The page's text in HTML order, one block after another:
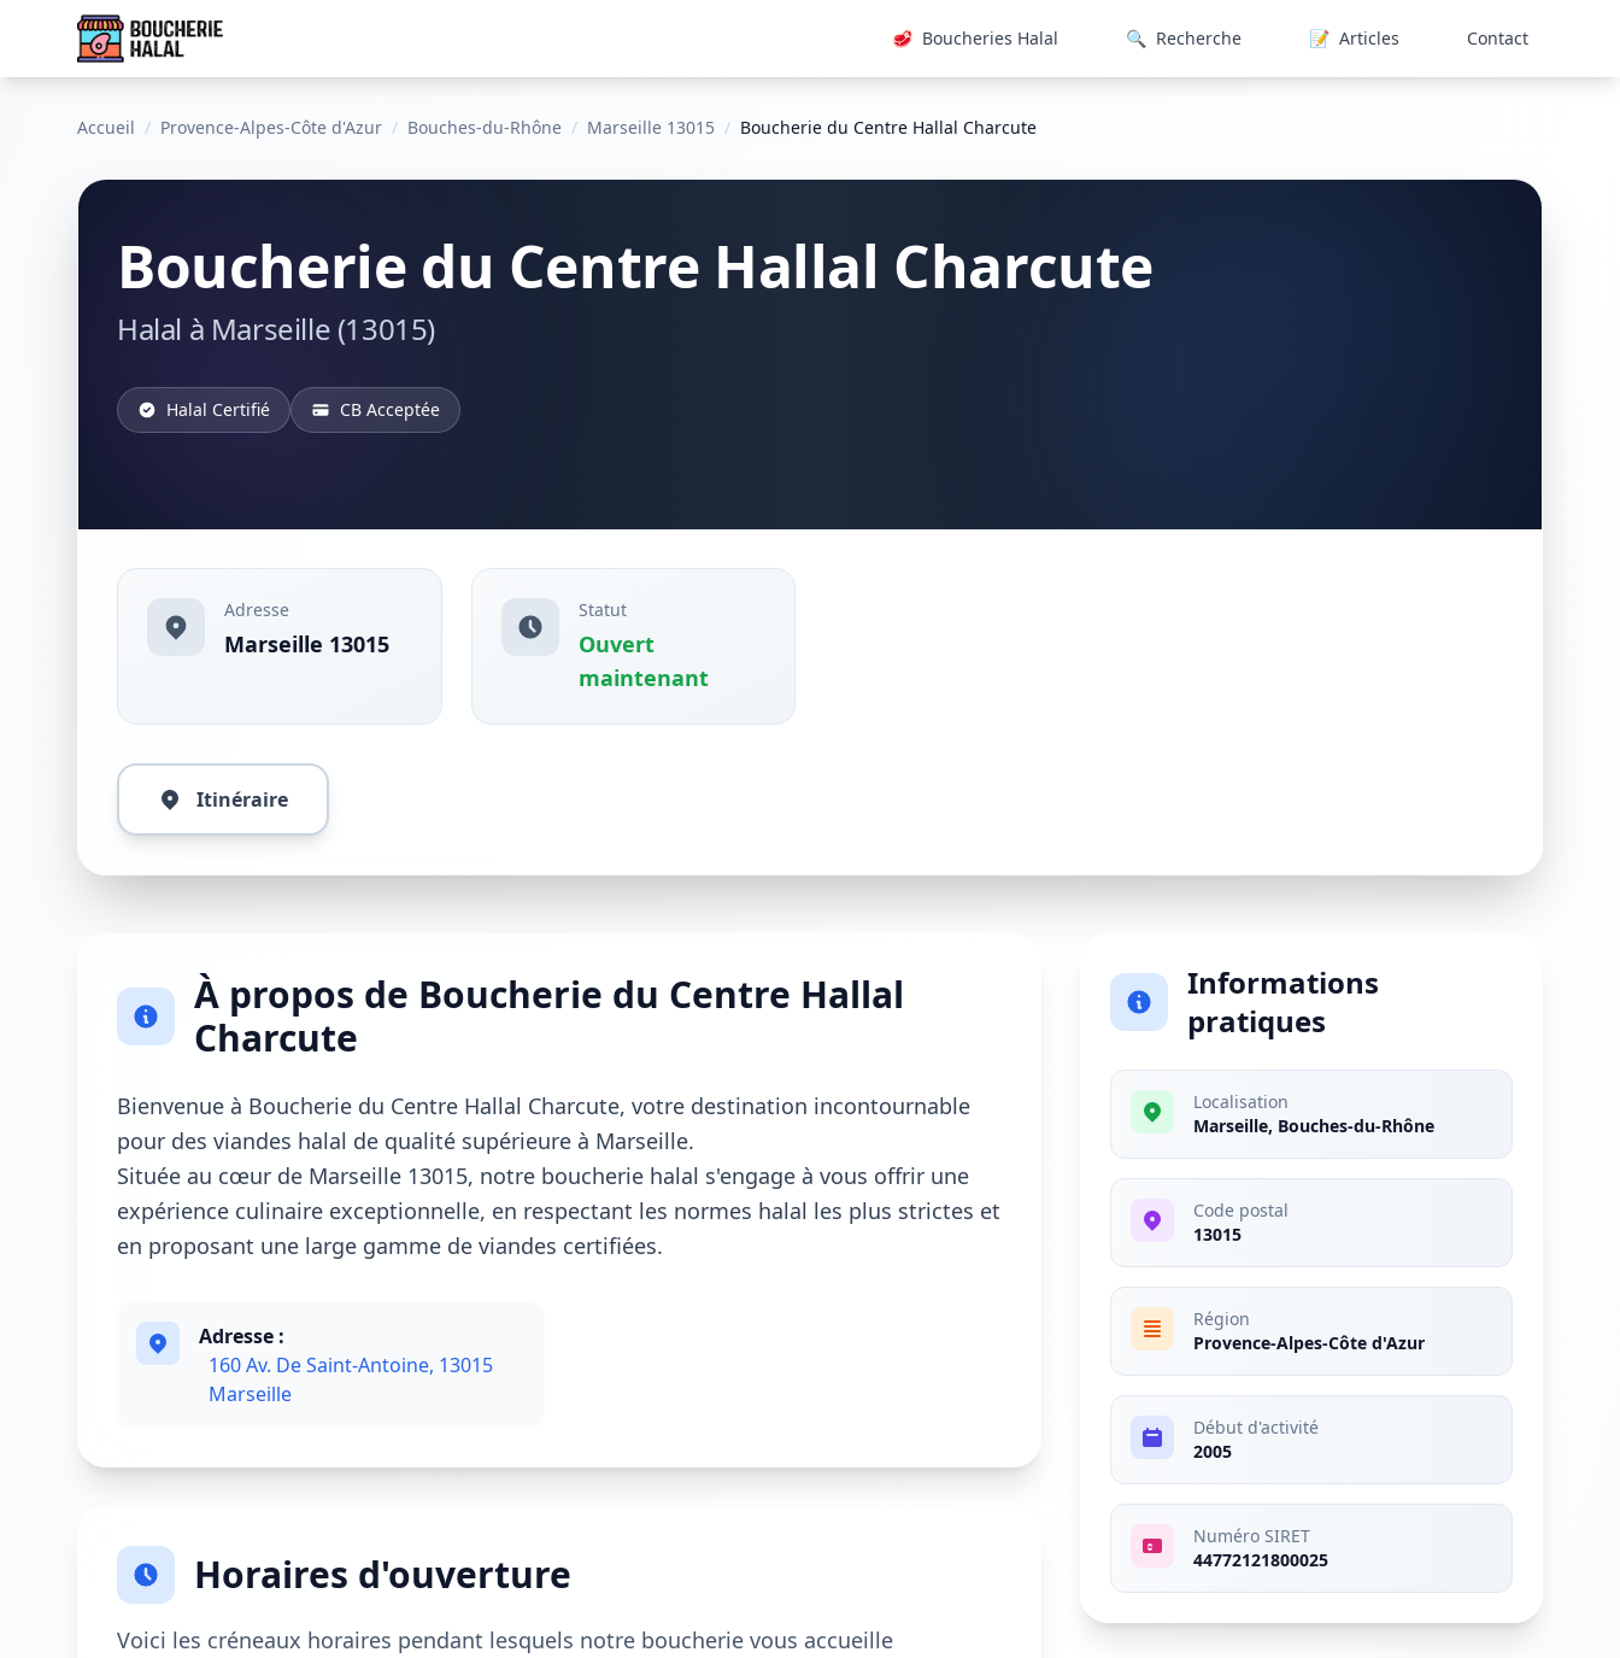
🥩 Boucheries Halal 🔍 Recherche 📝 Articles Contact
Accueil / Provence-Alpes-Côte d'Azur / Bouches-du-Rhône / Marseille 13015 / Boucherie du Centre Hallal Charcute
Boucherie du Centre Hallal Charcute
Halal à Marseille (13015)
Halal Certifié CB Acceptée
Adresse
Marseille 13015
Statut
Ouvert
maintenant
Itinéraire
À propos de Boucherie du Centre Hallal
Charcute
Bienvenue à Boucherie du Centre Hallal Charcute, votre destination incontournable
pour des viandes halal de qualité supérieure à Marseille.
Située au cœur de Marseille 13015, notre boucherie halal s'engage à vous offrir une
expérience culinaire exceptionnelle, en respectant les normes halal les plus strictes et
en proposant une large gamme de viandes certifiées.
Adresse :
160 Av. De Saint-Antoine, 13015
Marseille
Horaires d'ouverture
Voici les créneaux horaires pendant lesquels notre boucherie vous accueille
Informations
pratiques
Localisation
Marseille, Bouches-du-Rhône
Code postal
13015
Région
Provence-Alpes-Côte d'Azur
Début d'activité
2005
Numéro SIRET
44772121800025